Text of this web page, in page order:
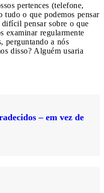
pertences (telefone,
o que podemos pensar
pensar sobre o que
examinar regularmente
perguntando a nós
disso? Alguém usaria
– em vez de